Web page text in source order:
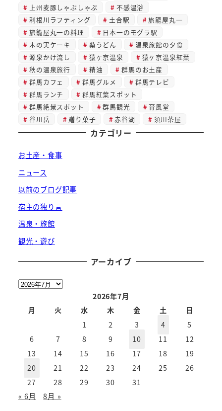
上州麦豚しゃぶしゃぶ
不感温浴
利根川ラフティング
土合駅
旅籠屋丸一
旅籠屋丸一の料理
日本一のモグラ駅
木の実ケーキ
桑うどん
温泉旅館の夕食
源泉かけ流し
猿ヶ京温泉
猿ヶ京温泉紅葉
秋の温泉旅行
精油
群馬のお土産
群馬カフェ
群馬グルメ
群馬テレビ
群馬ランチ
群馬紅葉スポット
群馬絶景スポット
群馬観光
育風堂
谷川岳
贈り菓子 赤谷湖 須川茶屋
カテゴリー
お土産・食事
ニュース
以前のブログ記事
宿主の独り言
温泉・旅館
観光・遊び
アーカイブ
ア
2026年7月
月
火 水 木 金 土
日
1
2 3 4
5
6
7 8 9 10 11
12
13
14 15 16 17 18
19
20
21 22 23 24 25
26
27
28 29 30
31
« 6月
8月 »